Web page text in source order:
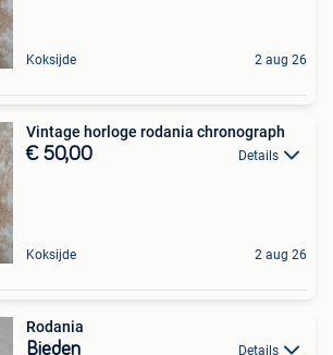
Koksijde 2 aug 26
Vintage horloge rodania chronograph
€ 50,00 Details
Koksijde 2 aug 26
Rodania
Bieden Details